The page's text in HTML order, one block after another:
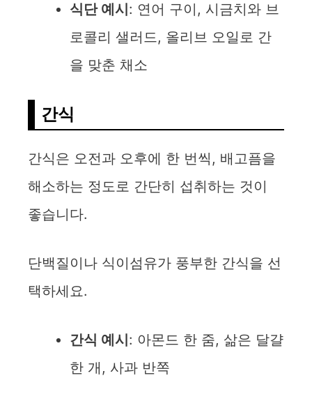
식단 예시: 연어 구이, 시금치와 브
로콜리 샐러드, 올리브 오일로 간
을 맞춘 채소
간식
간식은 오전과 오후에 한 번씩, 배고픔을
해소하는 정도로 간단히 섭취하는 것이
좋습니다.
단백질이나 식이섬유가 풍부한 간식을 선
택하세요.
간식 예시: 아몬드 한 줌, 삶은 달걀
한 개, 사과 반쪽